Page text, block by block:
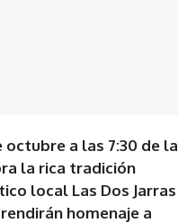
octubre a las 7:30 de la
la rica tradición
local Las Dos Jarras
homenaje a